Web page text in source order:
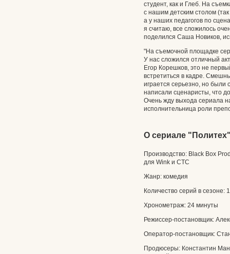
студент, как и Глеб. На
с нашим детским столом
а у наших педагогов по
я считаю, все сложилось
поделился Саша Новиков,
"На съемочной площадке
У нас сложился отличный
Егор Корешков, это не
встретиться в кадре.
играется серьезно, но были
написали сценаристы, что
Очень жду выхода сериала
исполнительница роли
О сериале
Производство: Black Box
для Wink и СТС
Жанр: комедия
Количество серий в сезоне:
Хронометраж: 24 минуты
Режиссер-постановщик:
Оператор-постановщик:
Продюсеры: Константин